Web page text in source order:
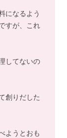
になるよう
すが、これ
してないの
創りだした
ようとおも